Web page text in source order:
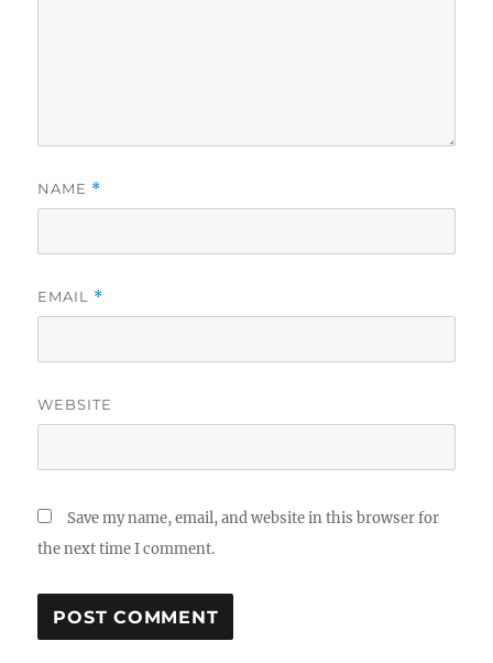
NAME *
EMAIL *
WEBSITE
Save my name, email, and website in this browser for
the next time I comment.